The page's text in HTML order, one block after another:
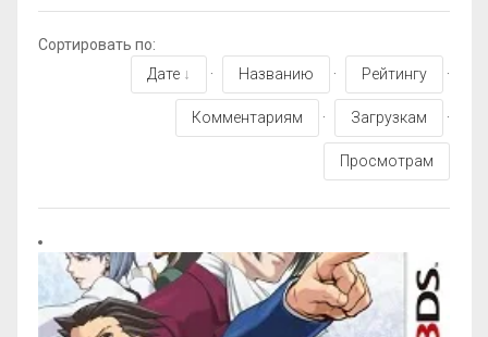
Сортировать по:
Дате
· Названию · Рейтингу ·
Комментариям · Загрузкам ·
Просмотрам